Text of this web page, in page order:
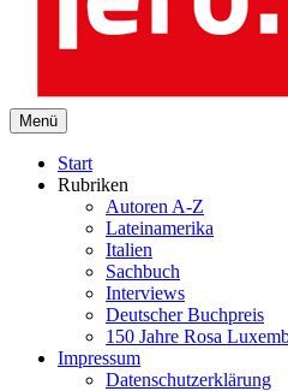
Buch Kultur Politik
Menü
Start
Rubriken
Autoren A-Z
Lateinamerika
Italien
Sachbuch
Interviews
Deutscher Buchpreis
150 Jahre Rosa
Impressum
Datenschutzerklärung